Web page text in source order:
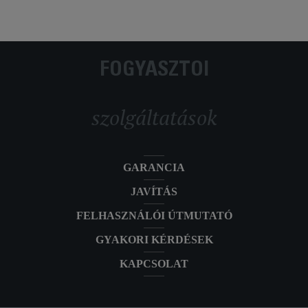
FOGYASZTÓI
szolgáltatások
GARANCIA
JAVÍTÁS
FELHASZNÁLÓI ÚTMUTATÓ
GYAKORI KÉRDÉSEK
KAPCSOLAT